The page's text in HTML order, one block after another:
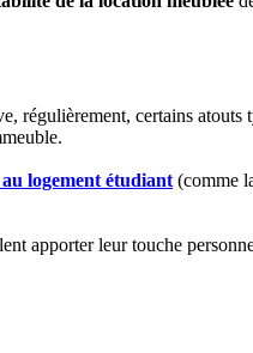
régulièrement, certains atouts
au logement étudiant (comme
apporter leur touche